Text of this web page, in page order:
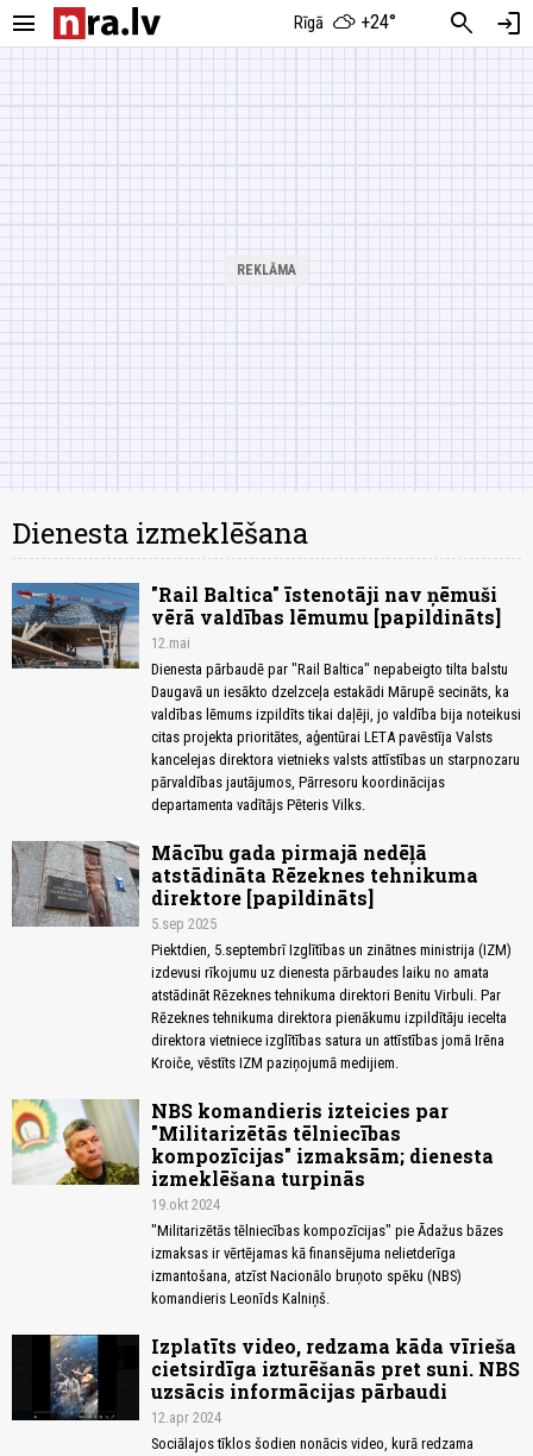
menu Rīgā +24° search login
Dienesta izmeklēšana
"Rail Baltica" īstenotāji nav ņēmuši
vērā valdības lēmumu [papildināts]
12.mai
Dienesta pārbaudē par "Rail Baltica" nepabeigto tilta balstu
Daugavā un iesākto dzelzceļa estakādi Mārupē secināts, ka
valdības lēmums izpildīts tikai daļēji, jo valdība bija noteikusi
citas projekta prioritātes, aģentūrai LETA pavēstīja Valsts
kancelejas direktora vietnieks valsts attīstības un starpnozaru
pārvaldības jautājumos, Pārresoru koordinācijas
departamenta vadītājs Pēteris Vilks.
Mācību gada pirmajā nedēļā
atstādināta Rēzeknes tehnikuma
direktore [papildināts]
5.sep 2025
Piektdien, 5.septembrī Izglītības un zinātnes ministrija (IZM)
izdevusi rīkojumu uz dienesta pārbaudes laiku no amata
atstādināt Rēzeknes tehnikuma direktori Benitu Virbuli. Par
Rēzeknes tehnikuma direktora pienākumu izpildītāju iecelta
direktora vietniece izglītības satura un attīstības jomā Irēna
Kroiče, vēstīts IZM paziņojumā medijiem.
NBS komandieris izteicies par
"Militarizētās tēlniecības
kompozīcijas" izmaksām; dienesta
izmeklēšana turpinās
19.okt 2024
"Militarizētās tēlniecības kompozīcijas" pie Ādažus bāzes
izmaksas ir vērtējamas kā finansējuma nelietderīga
izmantošana, atzīst Nacionālo bruņoto spēku (NBS)
komandieris Leonīds Kalniņš.
Izplatīts video, redzama kāda vīrieša
cietsirdīga izturēšanās pret suni. NBS
uzsācis informācijas pārbaudi
12.apr 2024
Sociālajos tīklos šodien nonācis video, kurā redzama